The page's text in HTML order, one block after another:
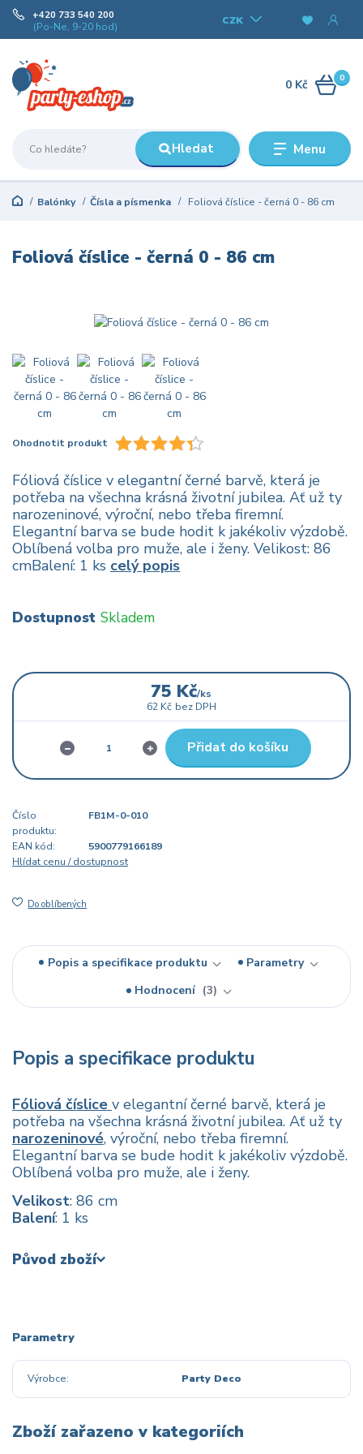
Menu
CZK
Hledat
+420 733 540 200
(Po-Ne, 9-20 hod)
0
0 Kč
Balónky Čísla a písmenka Foliová číslice - černá 0 - 86 cm
Foliová číslice - černá 0 - 86 cm
Ohodnotit produkt
Fóliová číslice v elegantní černé barvě, která je
potřeba na všechna krásná životní jubilea. Ať už ty
narozeninové, výroční, nebo třeba firemní.
Elegantní barva se bude hodit k jakékoliv výzdobě.
Oblíbená volba pro muže, ale i ženy. Velikost: 86
cmBalení: 1 ks celý popis
Dostupnost Skladem
75 Kč/ks
62 Kč bez DPH
Přidat do košíku
Číslo
produktu:
FB1M-0-010
EAN kód:
5900779166189
Hlídat cenu / dostupnost
Do oblíbených
Popis a specifikace produktu
Parametry
Hodnocení
3
Popis a specifikace produktu
Fóliová číslice v elegantní černé barvě, která je
potřeba na všechna krásná životní jubilea. Ať už ty
narozeninové, výroční, nebo třeba firemní.
Elegantní barva se bude hodit k jakékoliv výzdobě.
Oblíbená volba pro muže, ale i ženy.
Velikost: 86 cm
Balení: 1 ks
Původ zboží
Parametry
Výrobce Party Deco
Zboží zařazeno v kategoriích